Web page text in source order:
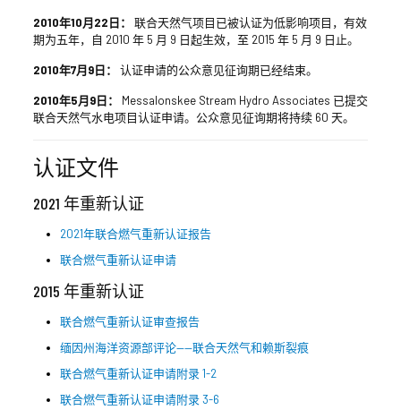
2010年10月22日：
联合天然气项目已被认证为低影响项目，有效
期为五年，自 2010 年 5 月 9 日起生效，至 2015 年 5 月 9 日止。
2010年7月9日： 认证申请的公众意见征询期已经结束。
2010年5月9日：
Messalonskee Stream Hydro Associates 已提交
联合天然气水电项目认证申请。公众意见征询期将持续 60 天。
认证文件
2021 年重新认证
2021年联合燃气重新认证报告
联合燃气重新认证申请
2015 年重新认证
联合燃气重新认证审查报告
缅因州海洋资源部评论——联合天然气和赖斯裂痕
联合燃气重新认证申请附录 1-2
联合燃气重新认证申请附录 3-6